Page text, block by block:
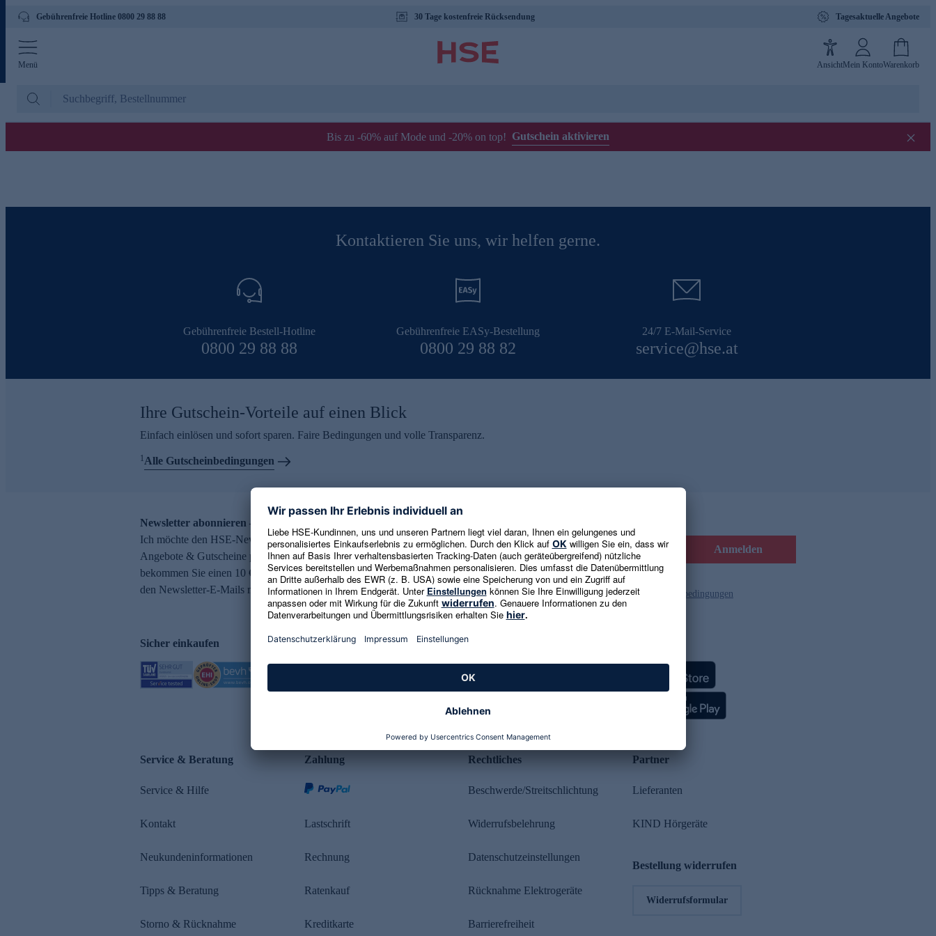
Gebührenfreie Hotline 0800 29 88 88 30 Tage kostenfreie Rücksendung Tagesaktuelle Angebote
Menü AnsichtMein KontoWarenkorb
Bis zu -60% auf Mode und -20% on top! Gutschein aktivieren
Kontaktieren Sie uns, wir helfen gerne.
Gebührenfreie Bestell-Hotline
0800 29 88 88
Gebührenfreie EASy-Bestellung
0800 29 88 82
24/7 E-Mail-Service
service@hse.at
Ihre Gutschein-Vorteile auf einen Blick
Einfach einlösen und sofort sparen. Faire Bedingungen und volle Transparenz.
1Alle Gutscheinbedingungen
Newsletter abonnieren – 10 € Gutschein erhalten
Ich möchte den HSE-Newsletter abonnieren und aktuelle Trends,
Angebote & Gutscheine per E-Mail erhalten. Als Dankeschön
bekommen Sie einen 10 € Gutschein. Eine Abmeldung ist jederzeit in
den Newsletter-E-Mails möglich.
E-Mail-Adresse eingeben Anmelden
Es gelten die Datenschutzrichtlinienund die Gutscheinbedingungen
Sicher einkaufen Kundenbewertung
Service & Beratung
Service & Hilfe
Kontakt
Neukundeninformationen
Tipps & Beratung
Storno & Rücknahme
Zahlung
Lastschrift
Rechnung
Ratenkauf
Kreditkarte
Rechtliches
Beschwerde/Streitschlichtung
Widerrufsbelehrung
Datenschutzeinstellungen
Rücknahme Elektrogeräte
Barrierefreiheit
Partner
Lieferanten
KIND Hörgeräte
Bestellung widerrufen
Widerrufsformular